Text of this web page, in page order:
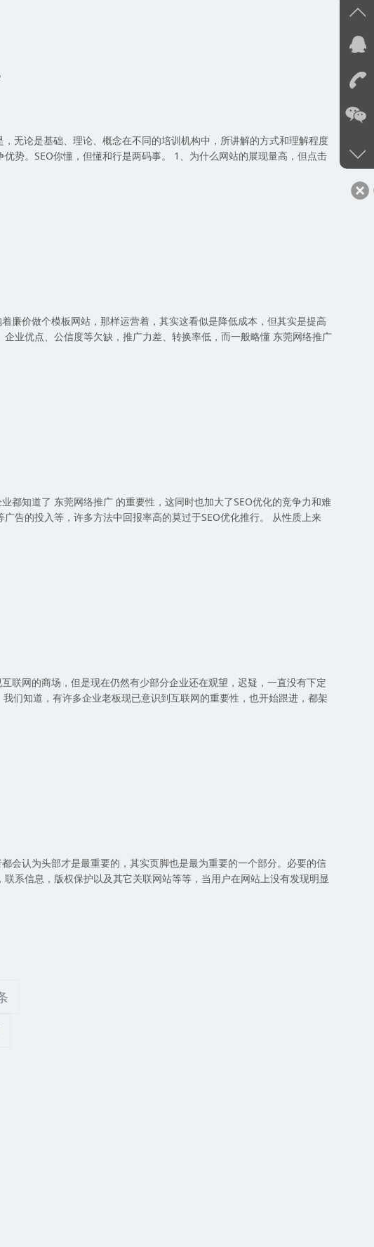
论是基础、理论、概念在不同的培训机构中，所讲解的方式和理解程度
势。SEO你懂，但懂和行是两码事。 1、为什么网站的展现量高，但点击
价做个模板网站，那样运营着，其实这看似是降低成本，但其实是提高
业优点、公信度等欠缺，推广力差、转换率低，而一般略懂 东莞网络推广
知道了 东莞网络推广 的重要性，这同时也加大了SEO优化的竞争力和难
告的投入等，许多方法中回报率高的莫过于SEO优化推行。 从性质上来
网的商场，但是现在仍然有少部分企业还在观望，迟疑，一直没有下定
们知道，有许多企业老板现已意识到互联网的重要性，也开始跟进，都架
认为头部才是最重要的，其实页脚也是最为重要的一个部分。必要的信
系信息，版权保护以及其它关联网站等等，当用户在网站上没有发现明显